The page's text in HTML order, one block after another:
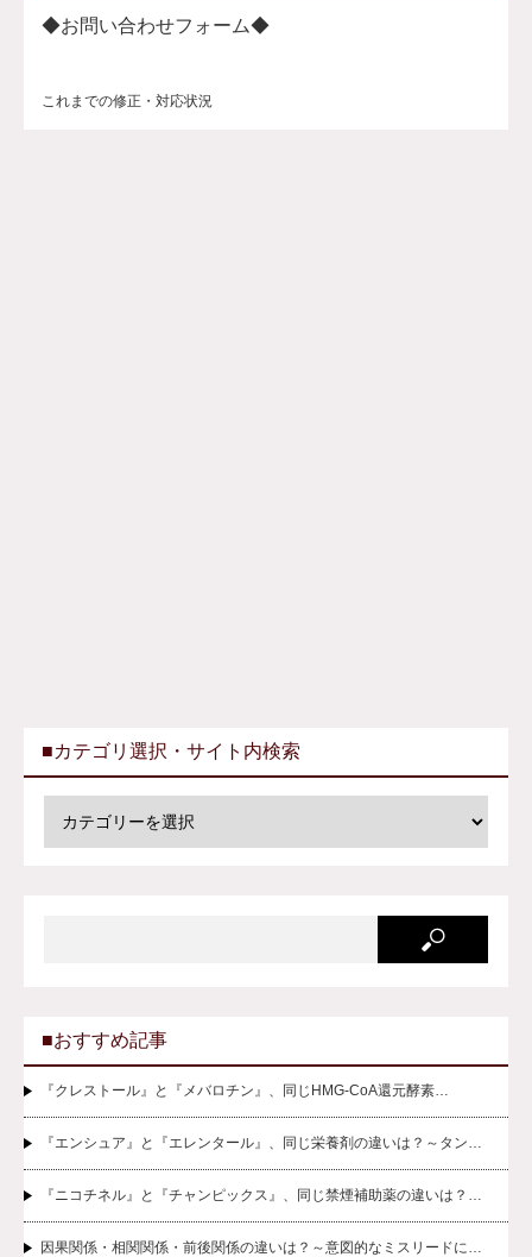
◆お問い合わせフォーム◆
これまでの修正・対応状況
■カテゴリ選択・サイト内検索
■おすすめ記事
『クレストール』と『メバロチン』、同じHMG-CoA還元酵素…
『エンシュア』と『エレンタール』、同じ栄養剤の違いは？～タン…
『ニコチネル』と『チャンピックス』、同じ禁煙補助薬の違いは？…
因果関係・相関関係・前後関係の違いは？～意図的なミスリードに…